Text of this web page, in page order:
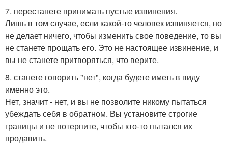
7. перестанете принимать пустые извинения.
Лишь в том случае, если какой-то человек извиняется, но
не делает ничего, чтобы изменить свое поведение, то вы
не станете прощать его. Это не настоящее извинение, и
вы не станете притворяться, что верите.
8. станете говорить "нет", когда будете иметь в виду
именно это.
Нет, значит - нет, и вы не позволите никому пытаться
убеждать себя в обратном. Вы установите строгие
границы и не потерпите, чтобы кто-то пытался их
продавить.